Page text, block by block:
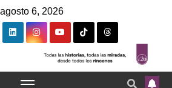
agosto 6, 2026